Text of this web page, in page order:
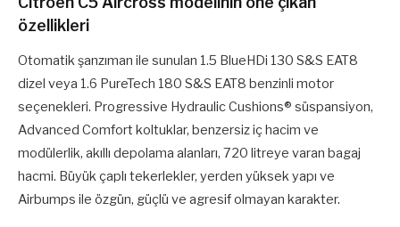
özellikleri
Otomatik şanzıman ile sunulan 1.5 BlueHDi 130 S&S EAT8
dizel veya 1.6 PureTech 180 S&S EAT8 benzinli motor
seçenekleri. Progressive Hydraulic Cushions® süspansiyon,
Advanced Comfort koltuklar, benzersiz iç hacim ve
modülerlik, akıllı depolama alanları, 720 litreye varan bagaj
hacmi. Büyük çaplı tekerlekler, yerden yüksek yapı ve
Airbumps ile özgün, güçlü ve agresif olmayan karakter.